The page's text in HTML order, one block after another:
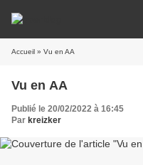
Accueil » Vu en AA
Vu en AA
Publié le 20/02/2022 à 16:45
Par kreizker